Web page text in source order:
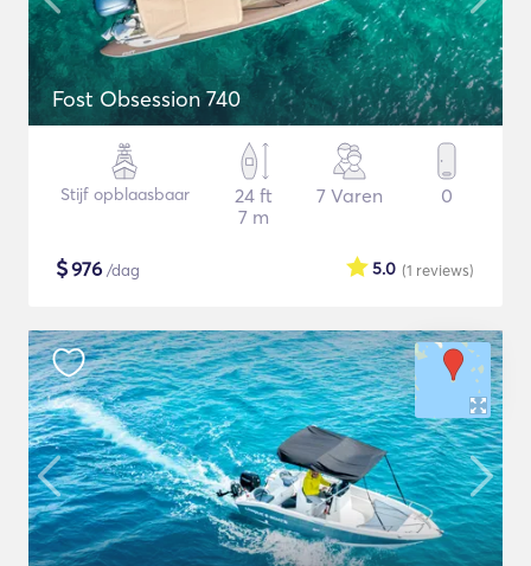
Fost Obsession 740
Stijf opblaasbaar
24 ft
7 m
7 Varen 0
$976 /dag (1 reviews)
5.0